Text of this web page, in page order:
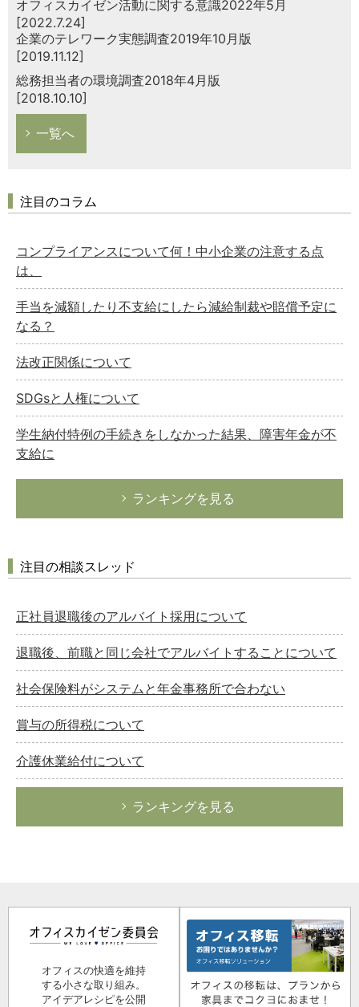
オフィスカイゼン活動に関する意識2022年5月
[2022.7.24]
企業のテレワーク実態調査2019年10月版
[2019.11.12]
総務担当者の環境調査2018年4月版
[2018.10.10]
一覧へ
注目のコラム
コンプライアンスについて何！中小企業の注意する点
は、
手当を減額したり不支給にしたら減給制裁や賠償予定に
なる？
法改正関係について
SDGsと人権について
学生納付特例の手続きをしなかった結果、障害年金が不
支給に
ランキングを見る
注目の相談スレッド
正社員退職後のアルバイト採用について
退職後、前職と同じ会社でアルバイトすることについて
社会保険料がシステムと年金事務所で合わない
賞与の所得税について
介護休業給付について
ランキングを見る
オフィスの快適を維持
する小さな取り組み。
アイデアレシピを公開